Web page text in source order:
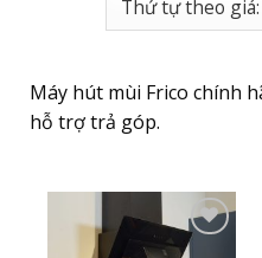
Máy hút mùi Frico chính
hỗ trợ trả góp.